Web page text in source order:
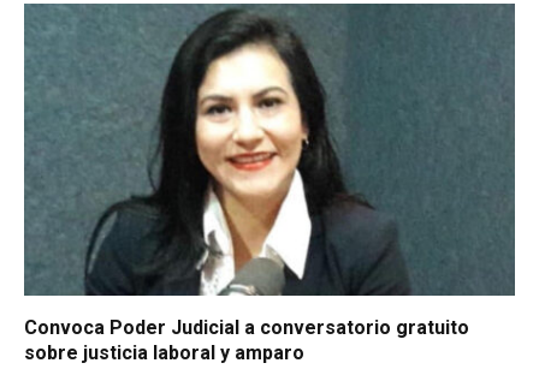
Convoca Poder Judicial a conversatorio gratuito
sobre justicia laboral y amparo